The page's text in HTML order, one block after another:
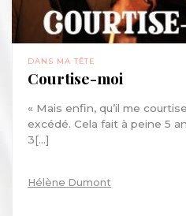
DANS MA TÊTE
Courtise-moi
« Mais enfin, qu’il me
excédé. Cela fait à peine 5
3[...]
Hélène Dumont